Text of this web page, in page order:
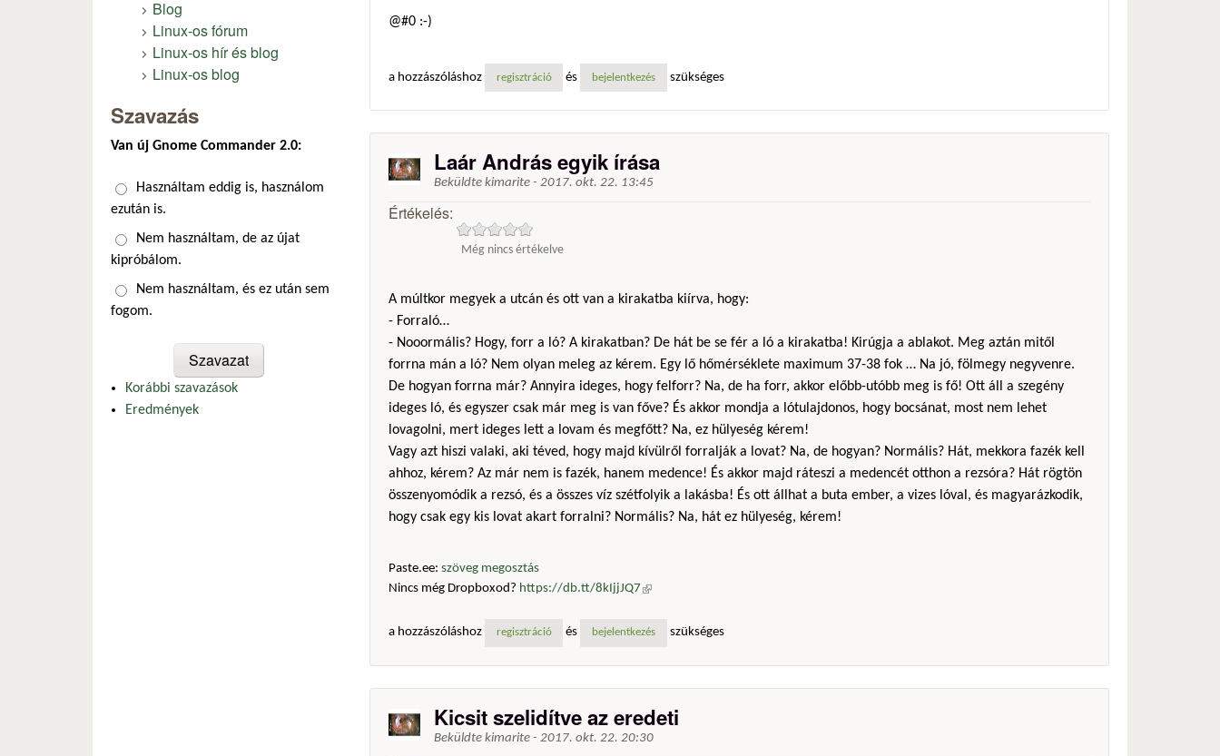
@#0 :-)
a hozzászóláshoz regisztráció és bejelentkezés szükséges
Laár András egyik írása
Beküldte kimarite - 2017. okt. 22. 13:45
Értékelés:
Még nincs értékelve
A múltkor megyek a utcán és ott van a kirakatba kiírva, hogy:
- Forraló…
- Nooormális? Hogy, forr a ló? A kirakatban? De hát be se fér a ló a kirakatba! Kirúgja a ablakot. Meg aztán mitől
forrna mán a ló? Nem olyan meleg az kérem. Egy lő hőmérséklete maximum 37-38 fok … Na jó, fölmegy negyvenre.
De hogyan forrna már? Annyira ideges, hogy felforr? Na, de ha forr, akkor előbb-utóbb meg is fő! Ott áll a szegény
ideges ló, és egyszer csak már meg is van főve? És akkor mondja a lótulajdonos, hogy bocsánat, most nem lehet
lovagolni, mert ideges lett a lovam és megfőtt? Na, ez hülyeség kérem!
Vagy azt hiszi valaki, aki téved, hogy majd kívülről forralják a lovat? Na, de hogyan? Normális? Hát, mekkora fazék kell
ahhoz, kérem? Az már nem is fazék, hanem medence! És akkor majd ráteszi a medencét otthon a rezsóra? Hát rögtön
összenyomódik a rezsó, és a összes víz szétfolyik a lakásba! És ott állhat a buta ember, a vizes lóval, és magyarázkodik,
hogy csak egy kis lovat akart forralni? Normális? Na, hát ez hülyeség, kérem!
Paste.ee: szöveg megosztás
Nincs még Dropboxod? https://db.tt/8kIjjJQ7 (külső hivatkozás)
a hozzászóláshoz regisztráció és bejelentkezés szükséges
Kicsit szelidítve az eredeti
Beküldte kimarite - 2017. okt. 22. 20:30
Blog
Linux-os fórum
Linux-os hír és blog
Linux-os blog
Szavazás
Van új Gnome Commander 2.0:
Választások
Használtam eddig is, használom
ezután is.
Nem használtam, de az újat
kipróbálom.
Nem használtam, és ez után sem
fogom.
Korábbi szavazások
Eredmények